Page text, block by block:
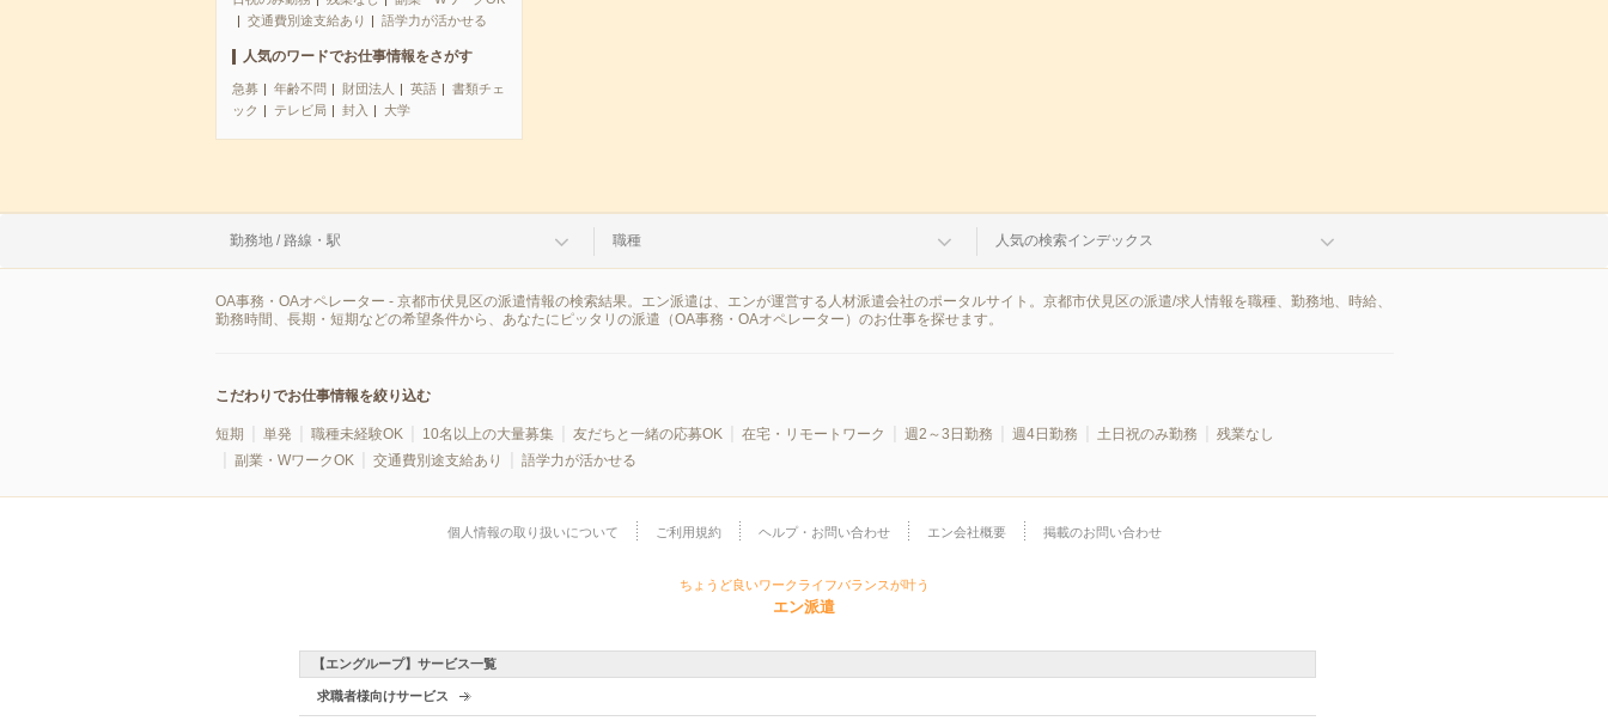
交通費別途支給あり
語学力が活かせる
人気のワードでお仕事情報をさがす
急募 年齢不問 財団法人 英語
書類チェ
ック
テレビ局 封入 大学
勤務地 / 路線・駅 職種 人気の検索インデックス
OA事務・OAオペレーター - 京都市伏見区の派遣情報の検索結果。エン派遣は、エンが運営する人材派遣会社のポータルサイト。京都市伏見区の派遣/求人情報を職種、勤務地、時給、
勤務時間、長期・短期などの希望条件から、あなたにピッタリの派遣（OA事務・OAオペレーター）のお仕事を探せます。
こだわりでお仕事情報を絞り込む
短期 単発 職種未経験OK 10名以上の大量募集 友だちと一緒の応募OK 在宅・リモートワーク 週2～3日勤務 週4日勤務 土日祝のみ勤務
残業なし
副業・WワークOK
交通費別途支給あり 語学力が活かせる
個人情報の取り扱いについて ご利用規約 ヘルプ・お問い合わせ エン会社概要 掲載のお問い合わせ
ちょうど良いワークライフバランスが叶う
エン派遣
【エングループ】サービス一覧
求職者様向けサービス